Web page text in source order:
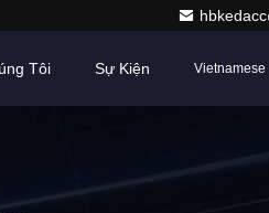
Tôi Sự Kiện Vietnamese